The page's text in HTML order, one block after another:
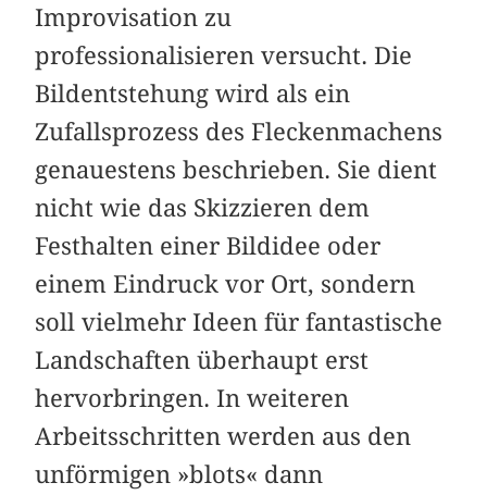
Improvisation zu
professionalisieren versucht. Die
Bildentstehung wird als ein
Zufallsprozess des Fleckenmachens
genauestens beschrieben. Sie dient
nicht wie das Skizzieren dem
Festhalten einer Bildidee oder
einem Eindruck vor Ort, sondern
soll vielmehr Ideen für fantastische
Landschaften überhaupt erst
hervorbringen. In weiteren
Arbeitsschritten werden aus den
unförmigen »blots« dann